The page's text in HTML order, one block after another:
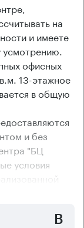
на
и имеете
усмотрению.
офисных
13-этажное
в общую
и без
"БЦ
условия
создатьB